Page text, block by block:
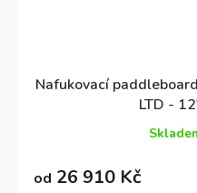
Nafukovací
LTD -
od 26 910 Kč